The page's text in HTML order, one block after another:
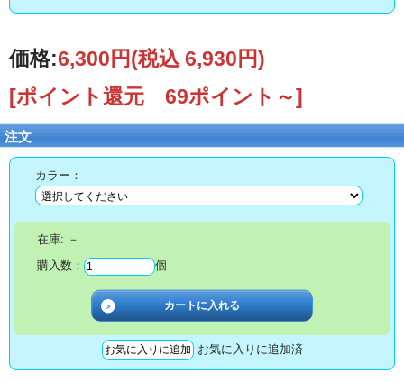
価格:6,300円(税込 6,930円)
[ポイント還元 69ポイント～]
注文
カラー：
在庫: －
購入数：
個
お気に入りに追加済